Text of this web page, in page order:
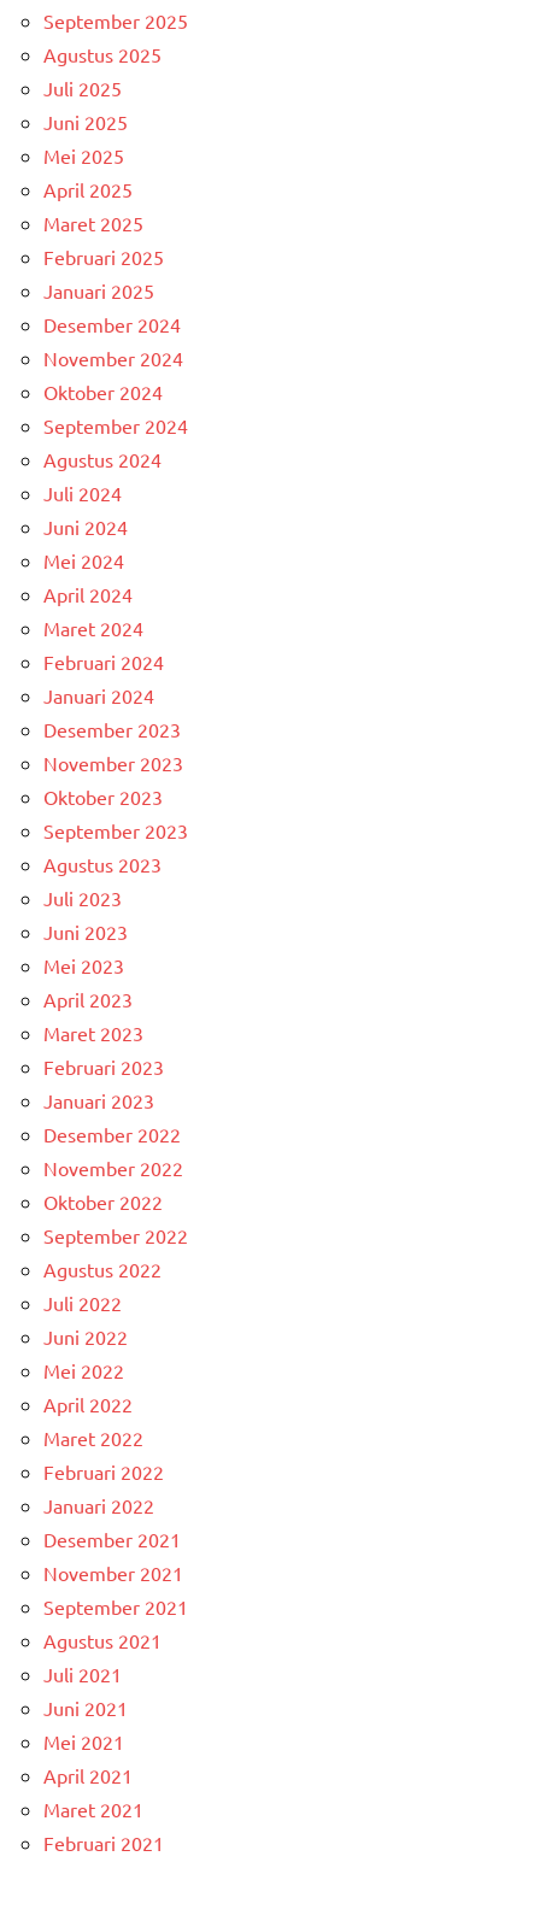
September 2025
Agustus 2025
Juli 2025
Juni 2025
Mei 2025
April 2025
Maret 2025
Februari 2025
Januari 2025
Desember 2024
November 2024
Oktober 2024
September 2024
Agustus 2024
Juli 2024
Juni 2024
Mei 2024
April 2024
Maret 2024
Februari 2024
Januari 2024
Desember 2023
November 2023
Oktober 2023
September 2023
Agustus 2023
Juli 2023
Juni 2023
Mei 2023
April 2023
Maret 2023
Februari 2023
Januari 2023
Desember 2022
November 2022
Oktober 2022
September 2022
Agustus 2022
Juli 2022
Juni 2022
Mei 2022
April 2022
Maret 2022
Februari 2022
Januari 2022
Desember 2021
November 2021
September 2021
Agustus 2021
Juli 2021
Juni 2021
Mei 2021
April 2021
Maret 2021
Februari 2021